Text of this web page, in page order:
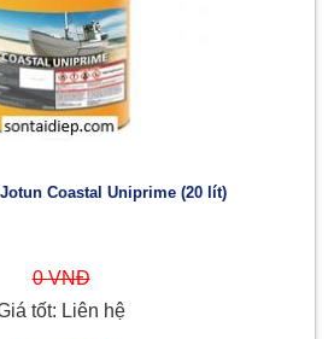
Coastal Uniprime (20 lít)
0 VNĐ
tốt: Liên hệ